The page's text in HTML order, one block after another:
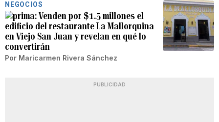
NEGOCIOS
Venden por $1.5 millones el
edificio del restaurante La Mallorquina
en Viejo San Juan y revelan en qué lo
convertirán
Por Maricarmen Rivera Sánchez
PUBLICIDAD